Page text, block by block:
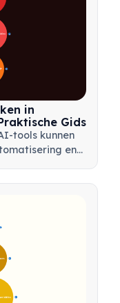
in
Gids
tools kunnen
en
12
17